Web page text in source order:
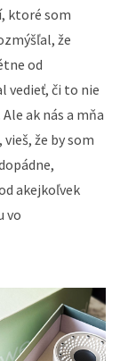
ktoré som
že
od
vedieť, či to nie
ak nás a mňa
že by som
akejkoľvek
vo